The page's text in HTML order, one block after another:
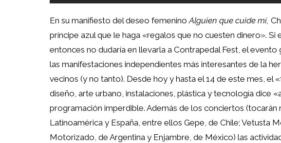
En su manifiesto del deseo femenino Alguien que cuide mí,
príncipe azul que le haga «regalos que no cuesten dinero».
entonces no dudaría en llevarla a Contrapedal Fest, el
las manifestaciones independientes más interesantes de la
vecinos (y no tanto). Desde hoy y hasta el 14 de este mes, el
diseño, arte urbano, instalaciones, plástica y tecnología dice
programación imperdible. Además de los conciertos
Latinoamérica y España, entre ellos Gepe, de Chile; Vetusta
Motorizado, de Argentina y Enjambre, de México) las